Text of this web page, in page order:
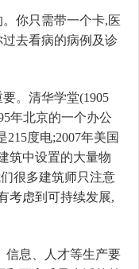
你只需带一个卡,医
去看病的病例及诊
。清华学堂(1905
年北京的一个办公
215度电;2007年美国
筑中设置的大量物
很多建筑师只注意
考虑到可持续发展,
息、人才等生产要